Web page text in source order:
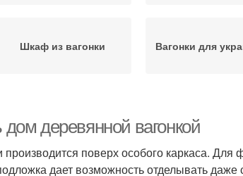
Шкаф из вагонки Вагонки для
деревянной вагонкой
производится поверх особого каркаса.
дает возможность отделывать